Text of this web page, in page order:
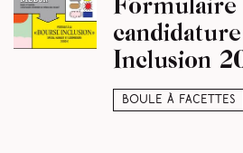
Boule à facettes
Inclusion